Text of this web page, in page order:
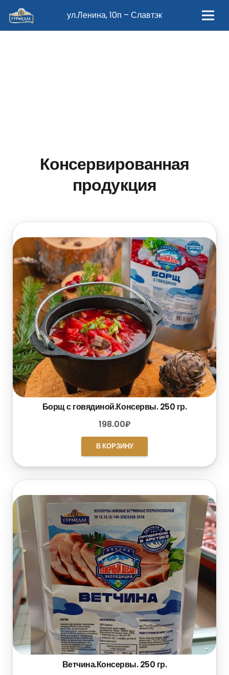
ул.Ленина, 10п – Славтэк
Консервированная
продукция
Борщ с говядиной.Консервы. 250 гр.
198.00₽
В КОРЗИНУ
Ветчина.Консервы. 250 гр.